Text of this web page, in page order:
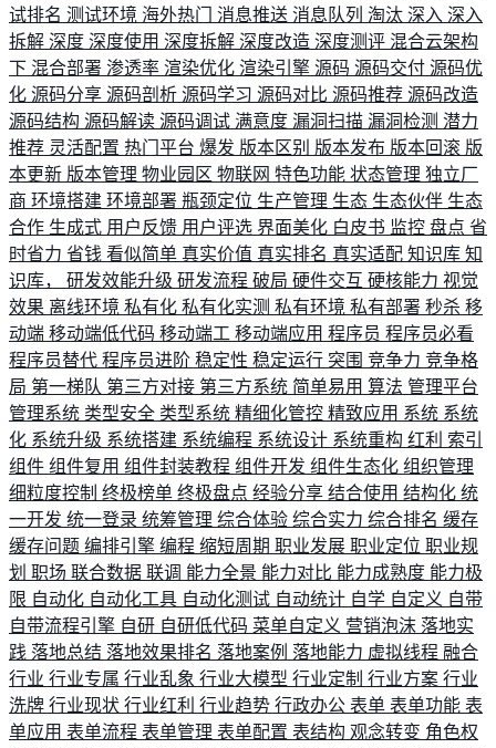
试排名 测试环境 海外热门 消息推送 消息队列 淘汰 深入 深入
拆解 深度 深度使用 深度拆解 深度改造 深度测评 混合云架构
下 混合部署 渗透率 渲染优化 渲染引擎 源码 源码交付 源码优
化 源码分享 源码剖析 源码学习 源码对比 源码推荐 源码改造
源码结构 源码解读 源码调试 满意度 漏洞扫描 漏洞检测 潜力
推荐 灵活配置 热门平台 爆发 版本区别 版本发布 版本回滚 版
本更新 版本管理 物业园区 物联网 特色功能 状态管理 独立厂
商 环境搭建 环境部署 瓶颈定位 生产管理 生态 生态伙伴 生态
合作 生成式 用户反馈 用户评选 界面美化 白皮书 监控 盘点 省
时省力 省钱 看似简单 真实价值 真实排名 真实适配 知识库 知
识库， 研发效能升级 研发流程 破局 硬件交互 硬核能力 视觉
效果 离线环境 私有化 私有化实测 私有环境 私有部署 秒杀 移
动端 移动端低代码 移动端工 移动端应用 程序员 程序员必看
程序员替代 程序员进阶 稳定性 稳定运行 突围 竞争力 竞争格
局 第一梯队 第三方对接 第三方系统 简单易用 算法 管理平台
管理系统 类型安全 类型系统 精细化管控 精致应用 系统 系统
化 系统升级 系统搭建 系统编程 系统设计 系统重构 红利 索引
组件 组件复用 组件封装教程 组件开发 组件生态化 组织管理
细粒度控制 终极榜单 终极盘点 经验分享 结合使用 结构化 统
一开发 统一登录 统筹管理 综合体验 综合实力 综合排名 缓存
缓存问题 编排引擎 编程 缩短周期 职业发展 职业定位 职业规
划 职场 联合数据 联调 能力全景 能力对比 能力成熟度 能力极
限 自动化 自动化工具 自动化测试 自动统计 自学 自定义 自带
自带流程引擎 自研 自研低代码 菜单自定义 营销泡沫 落地实
践 落地总结 落地效果排名 落地案例 落地能力 虚拟线程 融合
行业 行业专属 行业乱象 行业大模型 行业定制 行业方案 行业
洗牌 行业现状 行业红利 行业趋势 行政办公 表单 表单功能 表
单应用 表单流程 表单管理 表单配置 表结构 观念转变 角色权